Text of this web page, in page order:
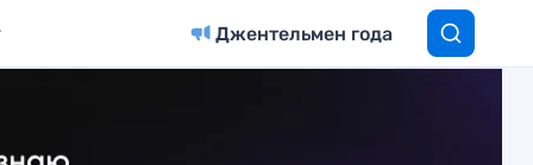
Джентельмен года